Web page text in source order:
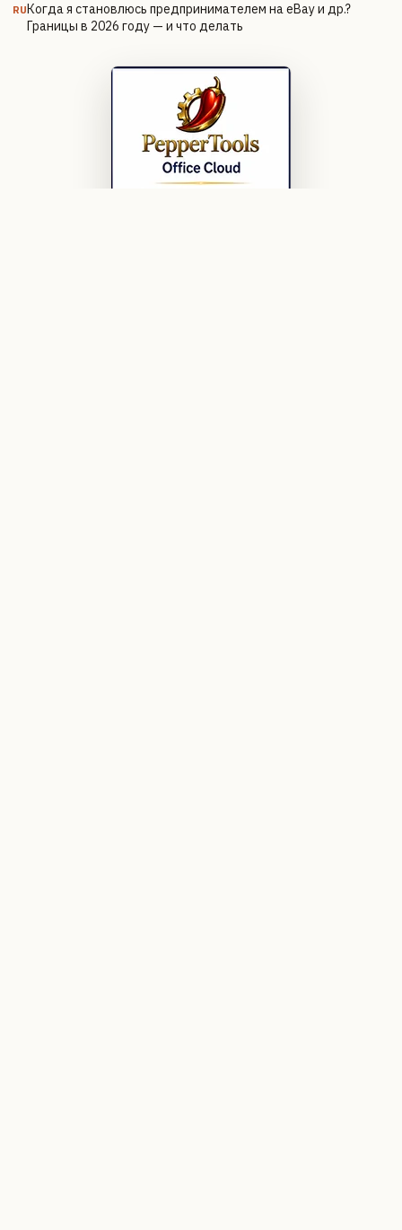
RUКогда я становлюсь предпринимателем на eBay и др.?
Границы в 2026 году — и что делать